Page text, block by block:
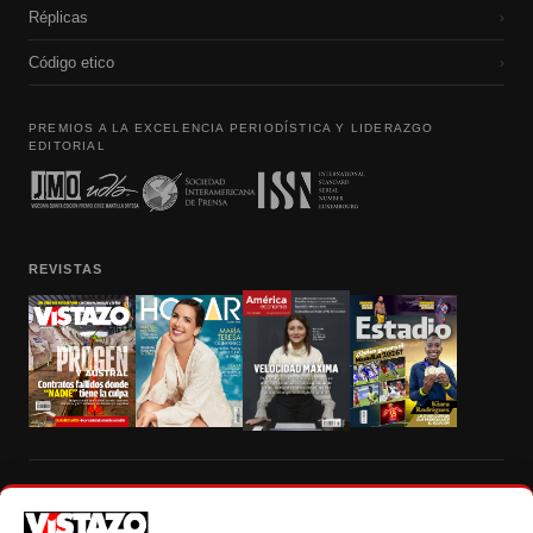
Réplicas ›
Código etico ›
PREMIOS A LA EXCELENCIA PERIODÍSTICA Y LIDERAZGO
EDITORIAL
REVISTAS
autorización escrita de su titular, de todos los contenidos de Vistazo.com.